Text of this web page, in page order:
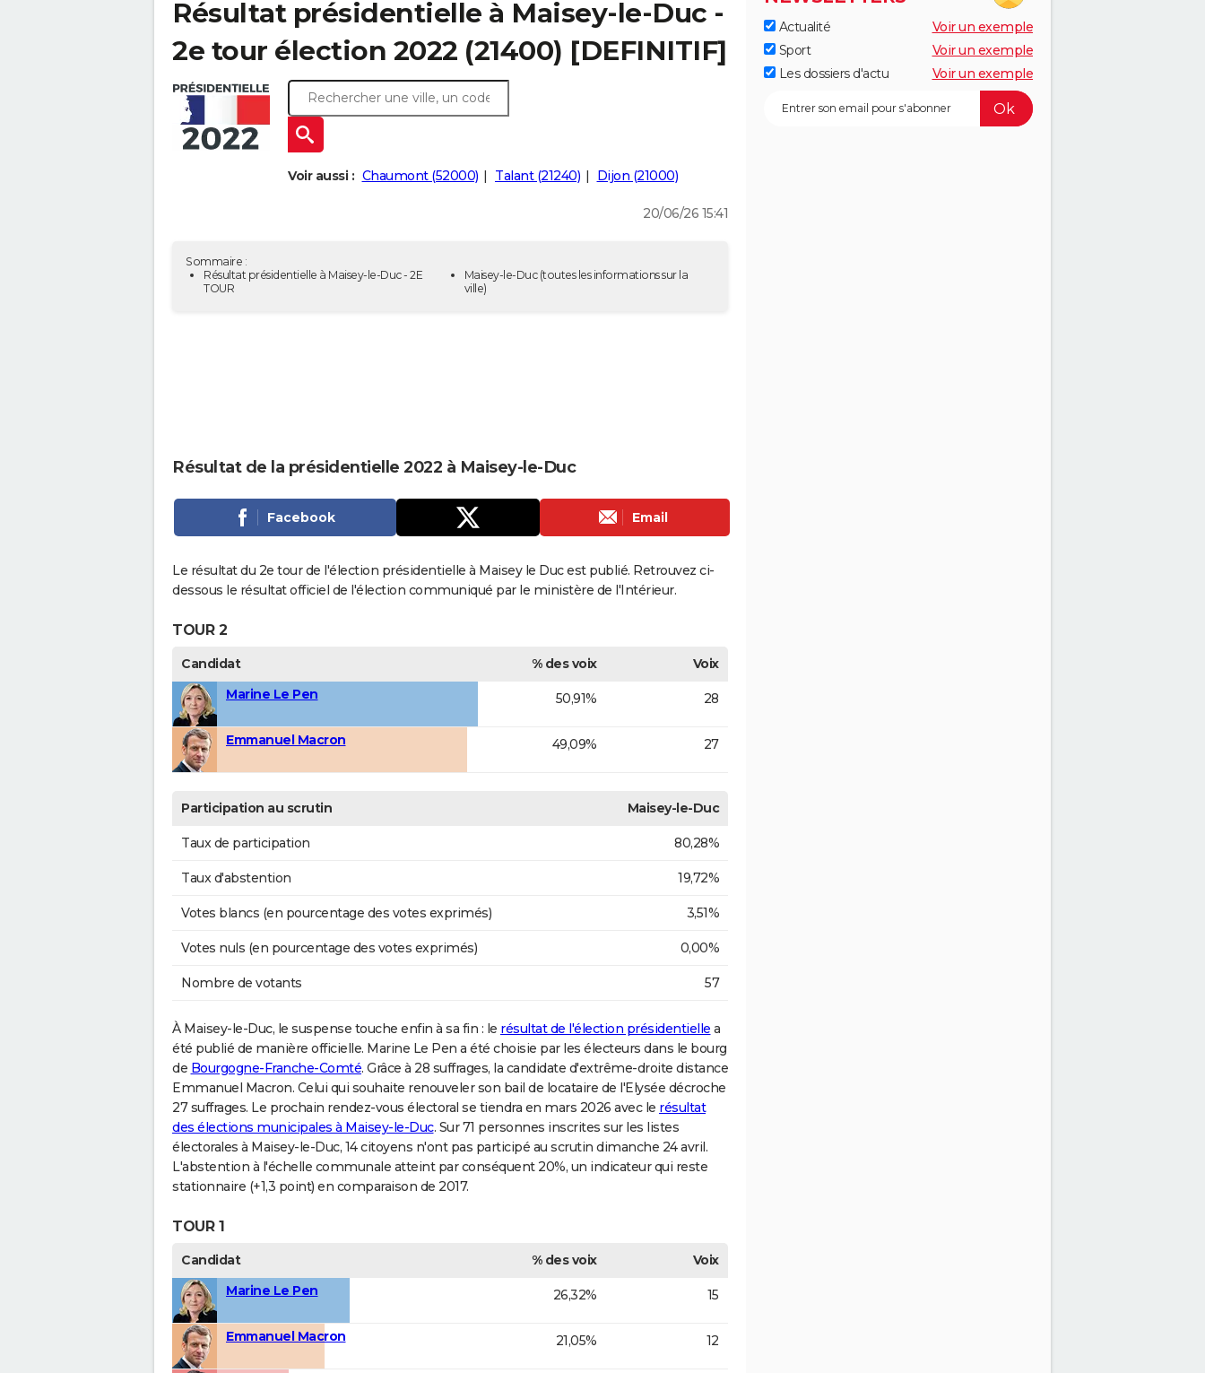
Résultat présidentielle à Maisey-le-Duc -
2e tour élection 2022 (21400) [DEFINITIF]
Voir aussi : Chaumont (52000) Talant (21240) Dijon (21000)
20/06/26 15:41
Sommaire :
Résultat présidentielle à Maisey-le-Duc - 2E
TOUR
Maisey-le-Duc(toutes les informations sur la
ville)
Résultat de la présidentielle 2022 à Maisey-le-Duc
Facebook Email
Le résultat du 2e tour de l'élection présidentielle à Maisey le Duc est publié. Retrouvez ci-
dessous le résultat officiel de l'élection communiqué par le ministère de l'Intérieur.
TOUR 2
Candidat % des voix
Voix
Marine Le Pen
50,91% 28
Emmanuel Macron 49,09% 27
Participation au scrutin Maisey-le-Duc
Taux de participation 80,28%
Taux d'abstention 19,72%
Votes blancs (en pourcentage des votes exprimés) 3,51%
Votes nuls (en pourcentage des votes exprimés) 0,00%
Nombre de votants 57
À Maisey-le-Duc, le suspense touche enfin à sa fin : le résultat de l'élection présidentielle a
été publié de manière officielle. Marine Le Pen a été choisie par les électeurs dans le bourg
de Bourgogne-Franche-Comté. Grâce à 28 suffrages, la candidate d'extrême-droite distance
Emmanuel Macron. Celui qui souhaite renouveler son bail de locataire de l'Elysée décroche
27 suffrages. Le prochain rendez-vous électoral se tiendra en mars 2026 avec le résultat
des élections municipales à Maisey-le-Duc. Sur 71 personnes inscrites sur les listes
électorales à Maisey-le-Duc, 14 citoyens n'ont pas participé au scrutin dimanche 24 avril.
L'abstention à l'échelle communale atteint par conséquent 20%, un indicateur qui reste
stationnaire (+1,3 point) en comparaison de 2017.
TOUR 1
Candidat % des voix
Voix
Marine Le Pen
26,32% 15
Emmanuel Macron 21,05% 12
Actualité
Voir un exemple
Sport
Voir un exemple
Les dossiers d'actu
Voir un exemple